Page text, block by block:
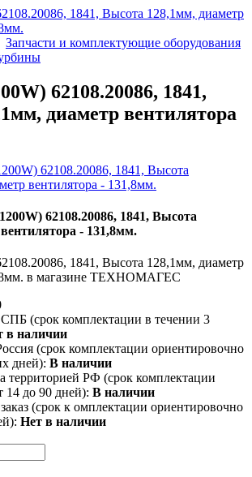
1841, Высота 128,1мм, диаметр
Запчасти и комплектующие оборудования
62108.20086, 1841,
диаметр вентилятора
62108.20086, 1841, Высота
- 131,8мм.
1841, Высота 128,1мм, диаметр
в магазине ТЕХНОМАГЕС
(срок комплектации в течении 3
в наличии
(срок комплектации ориентировочно
дней): В наличии
территорией РФ (срок комплектации
14 до 90 дней): В наличии
(срок к омплектации ориентировочно
Нет в наличии